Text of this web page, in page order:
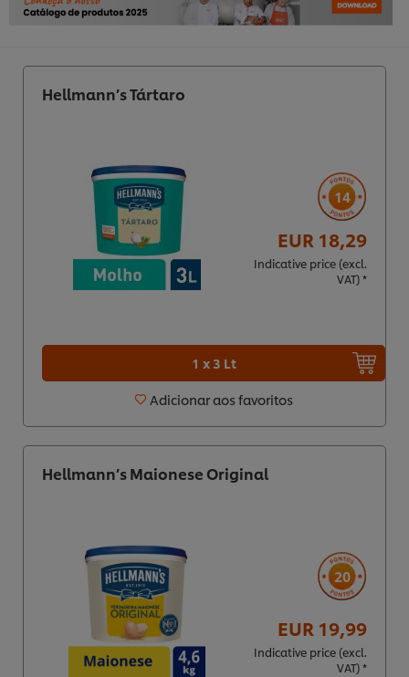
Hellmann’s Tártaro
14
Indicative price (excl.
VAT) *
EUR 18,29
1 x 3 Lt
Adicionar aos favoritos
Hellmann’s Maionese Original
20
Indicative price (excl.
VAT) *
EUR 19,99